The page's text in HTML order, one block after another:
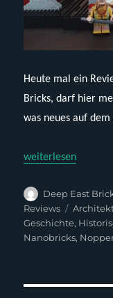
Heute mal ein
Bricks, darf hier
was neues auf
„Balody 16164 –
weiterlesen
Autor
Deep East
Reviews
Geschichte,
Nanobricks,